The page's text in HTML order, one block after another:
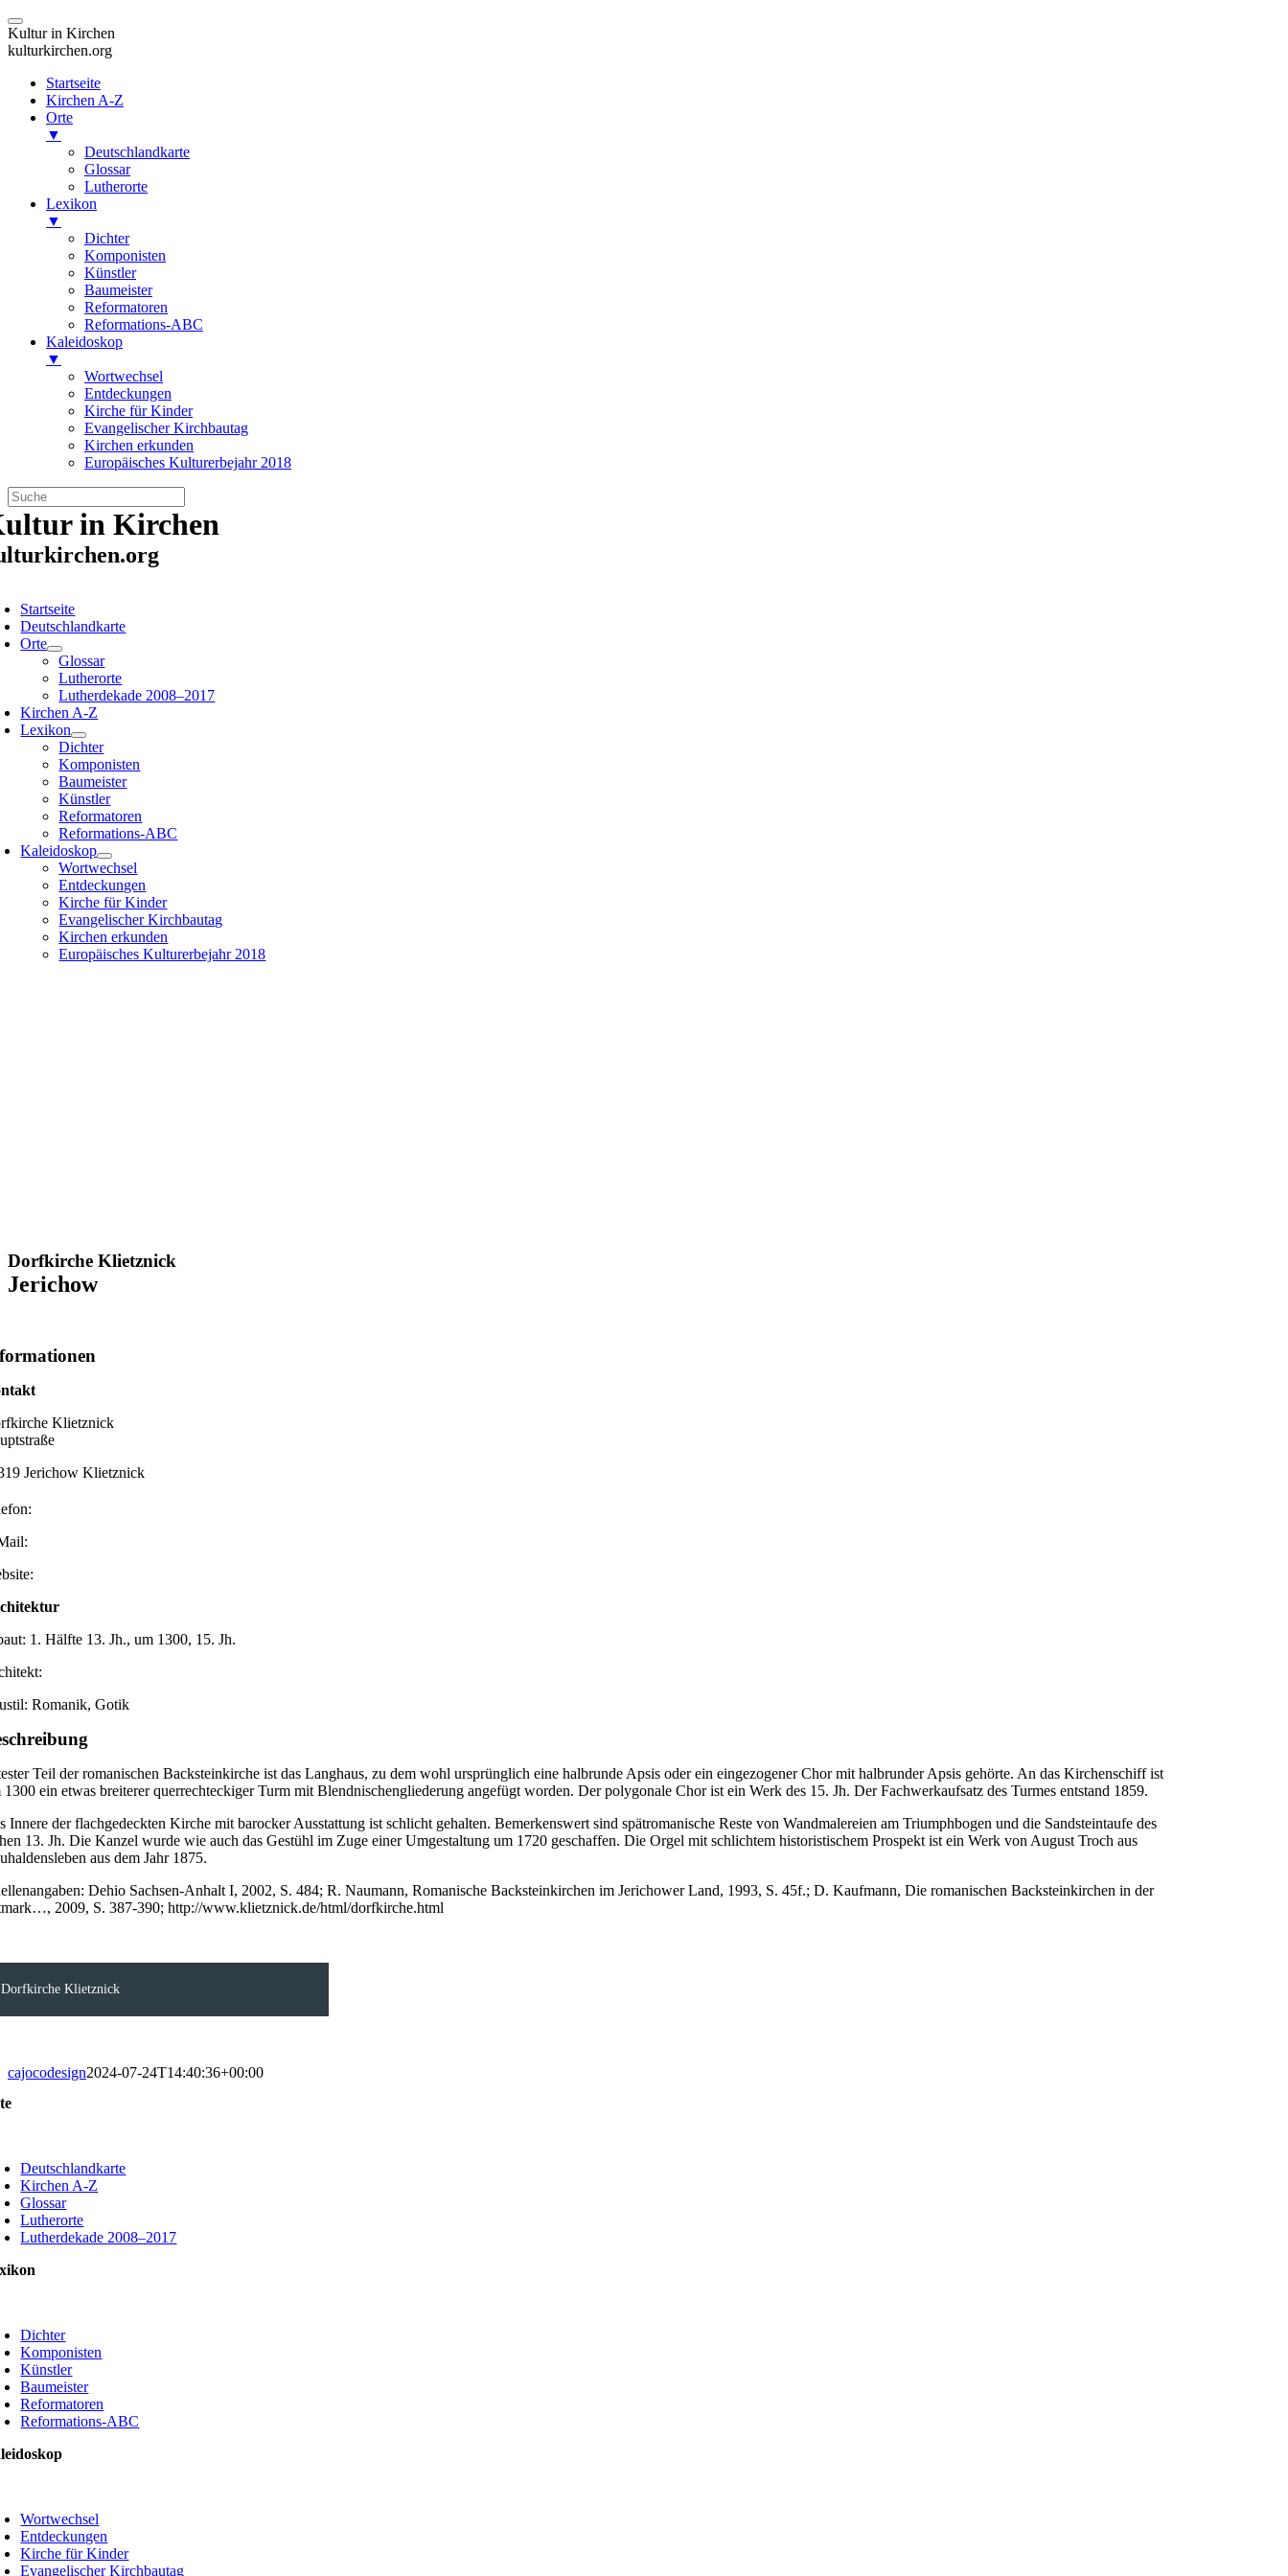
Kultur in Kirchen
kulturkirchen.org
Startseite
Kirchen A-Z
Orte
▼
Deutschlandkarte
Glossar
Lutherorte
Lexikon
▼
Dichter
Komponisten
Künstler
Baumeister
Reformatoren
Reformations-ABC
Kaleidoskop
▼
Wortwechsel
Entdeckungen
Kirche für Kinder
Evangelischer Kirchbautag
Kirchen erkunden
Europäisches Kulturerbejahr 2018
Zum
Inhalt
springen
in Kirchen
Startseite
Deutschlandkarte
Orte
Glossar
Lutherorte
Lutherdekade 2008–2017
Kirchen A-Z
Lexikon
Dichter
Komponisten
Baumeister
Künstler
Reformatoren
Reformations-ABC
Kaleidoskop
Wortwechsel
Entdeckungen
Kirche für Kinder
Evangelischer Kirchbautag
Kirchen erkunden
Europäisches Kulturerbejahr 2018
Dorfkirche Klietznick
Jerichow
Klietznick
Jerichow Klietznick
1. Hälfte 13. Jh., um 1300, 15. Jh.
Romanik, Gotik
Teil der romanischen Backsteinkirche ist das Langhaus, zu dem wohl ursprünglich eine halbrunde Apsis oder ein eingezogener Chor mit halbrunder Apsis gehörte. An das Kirchenschiff ist
1300 ein etwas breiterer querrechteckiger Turm mit Blendnischengliederung angefügt worden. Der polygonale Chor ist ein Werk des 15. Jh. Der Fachwerkaufsatz des Turmes entstand 1859.
Innere der flachgedeckten Kirche mit barocker Ausstattung ist schlicht gehalten. Bemerkenswert sind spätromanische Reste von Wandmalereien am Triumphbogen und die Sandsteintaufe des
13. Jh. Die Kanzel wurde wie auch das Gestühl im Zuge einer Umgestaltung um 1720 geschaffen. Die Orgel mit schlichtem historistischem Prospekt ist ein Werk von August Troch aus
aus dem Jahr 1875.
Dehio Sachsen-Anhalt I, 2002, S. 484; R. Naumann, Romanische Backsteinkirchen im Jerichower Land, 1993, S. 45f.; D. Kaufmann, Die romanischen Backsteinkirchen in der
2009, S. 387-390; http://www.klietznick.de/html/dorfkirche.html
Dorfkirche Klietznick
cajocodesign2024-07-24T14:40:36+00:00
Deutschlandkarte
Kirchen A-Z
Glossar
Lutherorte
Lutherdekade 2008–2017
Dichter
Komponisten
Künstler
Baumeister
Reformatoren
Reformations-ABC
Wortwechsel
Entdeckungen
Kirche für Kinder
Evangelischer Kirchbautag